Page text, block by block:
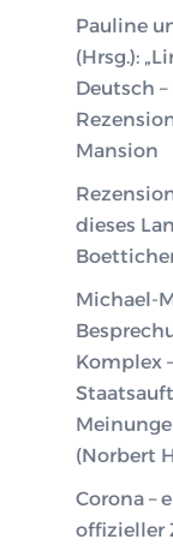
Pauline
(Hrsg.):
Deutsch –
Mansion
dieses
Michael-
Komplex
(Norbert
Corona –
offizieller